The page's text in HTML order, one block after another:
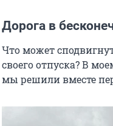
Дорога в
Что может
своего отпуска? В
мы решили вместе